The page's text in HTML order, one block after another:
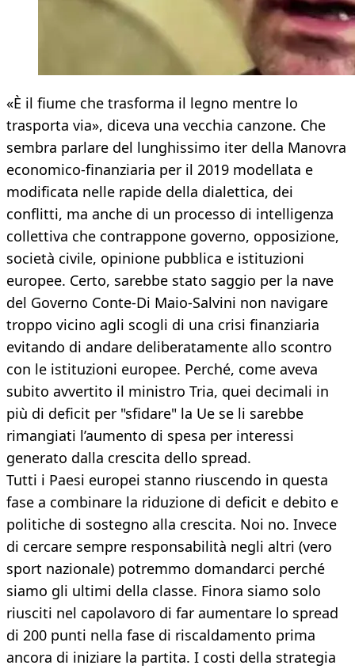
«È il fiume che trasforma il legno mentre lo
trasporta via», diceva una vecchia canzone. Che
sembra parlare del lunghissimo iter della Manovra
economico-finanziaria per il 2019 modellata e
modificata nelle rapide della dialettica, dei
conflitti, ma anche di un processo di intelligenza
collettiva che contrappone governo, opposizione,
società civile, opinione pubblica e istituzioni
europee. Certo, sarebbe stato saggio per la nave
del Governo Conte-Di Maio-Salvini non navigare
troppo vicino agli scogli di una crisi finanziaria
evitando di andare deliberatamente allo scontro
con le istituzioni europee. Perché, come aveva
subito avvertito il ministro Tria, quei decimali in
più di deficit per "sfidare" la Ue se li sarebbe
rimangiati l’aumento di spesa per interessi
generato dalla crescita dello spread.
Tutti i Paesi europei stanno riuscendo in questa
fase a combinare la riduzione di deficit e debito e
politiche di sostegno alla crescita. Noi no. Invece
di cercare sempre responsabilità negli altri (vero
sport nazionale) potremmo domandarci perché
siamo gli ultimi della classe. Finora siamo solo
riusciti nel capolavoro di far aumentare lo spread
di 200 punti nella fase di riscaldamento prima
ancora di iniziare la partita. I costi della strategia